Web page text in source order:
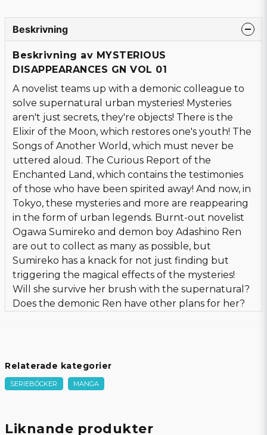
Beskrivning
Beskrivning av MYSTERIOUS
DISAPPEARANCES GN VOL 01
A novelist teams up with a demonic colleague to
solve supernatural urban mysteries! Mysteries
aren't just secrets, they're objects! There is the
Elixir of the Moon, which restores one's youth! The
Songs of Another World, which must never be
uttered aloud. The Curious Report of the
Enchanted Land, which contains the testimonies
of those who have been spirited away! And now, in
Tokyo, these mysteries and more are reappearing
in the form of urban legends. Burnt-out novelist
Ogawa Sumireko and demon boy Adashino Ren
are out to collect as many as possible, but
Sumireko has a knack for not just finding but
triggering the magical effects of the mysteries!
Will she survive her brush with the supernatural?
Does the demonic Ren have other plans for her?
Relaterade kategorier
SERIEBÖCKER MANGA
Liknande produkter